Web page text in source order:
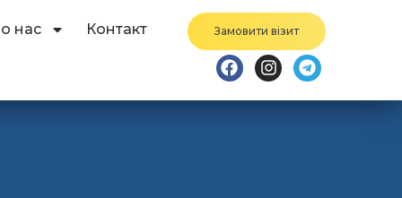
нас Контакт Замовити візит